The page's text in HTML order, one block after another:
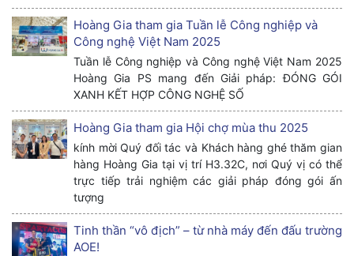
Hoàng Gia tham gia Tuần lễ Công nghiệp và
Công nghệ Việt Nam 2025
Tuần lễ Công nghiệp và Công nghệ Việt Nam 2025
Hoàng Gia PS mang đến Giải pháp: ĐÓNG GÓI
XANH KẾT HỢP CÔNG NGHỆ SỐ
Hoàng Gia tham gia Hội chợ mùa thu 2025
kính mời Quý đối tác và Khách hàng ghé thăm gian
hàng Hoàng Gia tại vị trí H3.32C, nơi Quý vị có thể
trực tiếp trải nghiệm các giải pháp đóng gói ấn
tượng
Tinh thần “vô địch” – từ nhà máy đến đấu trường
AOE!